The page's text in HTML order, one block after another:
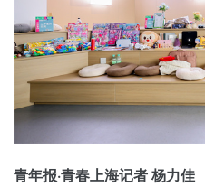
青年报·青春上海记者 杨力佳